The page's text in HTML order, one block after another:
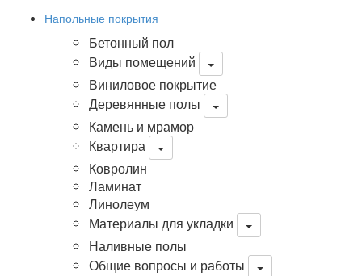
Напольные покрытия
Бетонный пол
Виды помещений
Виниловое покрытие
Деревянные полы
Камень и мрамор
Квартира
Ковролин
Ламинат
Линолеум
Материалы для укладки
Наливные полы
Общие вопросы и работы